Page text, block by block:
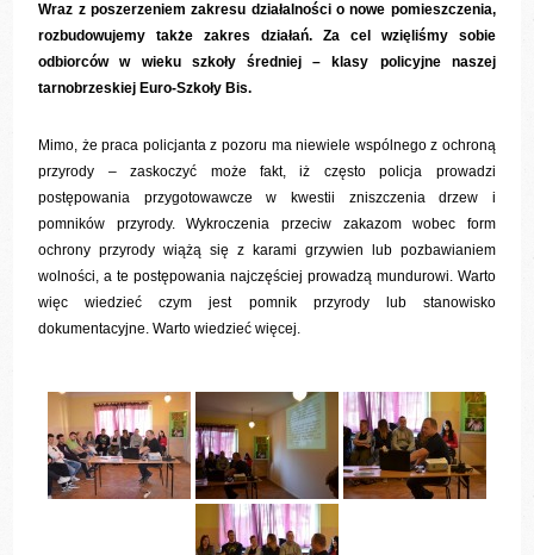
Wraz z poszerzeniem zakresu działalności o nowe pomieszczenia,
rozbudowujemy także zakres działań. Za cel wzięliśmy sobie
odbiorców w wieku szkoły średniej – klasy policyjne naszej
tarnobrzeskiej Euro-Szkoły Bis.
Mimo, że praca policjanta z pozoru ma niewiele wspólnego z ochroną
przyrody – zaskoczyć może fakt, iż często policja prowadzi
postępowania przygotowawcze w kwestii zniszczenia drzew i
pomników przyrody. Wykroczenia przeciw zakazom wobec form
ochrony przyrody wiążą się z karami grzywien lub pozbawianiem
wolności, a te postępowania najczęściej prowadzą mundurowi. Warto
więc wiedzieć czym jest pomnik przyrody lub stanowisko
dokumentacyjne. Warto wiedzieć więcej.